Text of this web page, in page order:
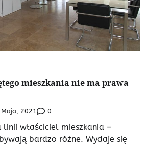
mieszkania nie ma prawa
2021 0
linii właściciel mieszkania –
bardzo różne. Wydaje się